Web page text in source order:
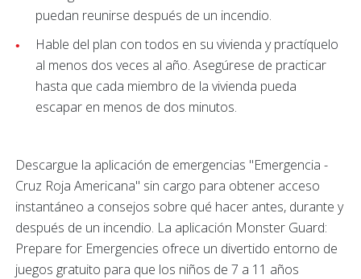
puedan reunirse después de un incendio.
Hable del plan con todos en su vivienda y practíquelo
al menos dos veces al año. Asegúrese de practicar
hasta que cada miembro de la vivienda pueda
escapar en menos de dos minutos.
Descargue la aplicación de emergencias "Emergencia -
Cruz Roja Americana" sin cargo para obtener acceso
instantáneo a consejos sobre qué hacer antes, durante y
después de un incendio. La aplicación Monster Guard:
Prepare for Emergencies ofrece un divertido entorno de
juegos gratuito para que los niños de 7 a 11 años